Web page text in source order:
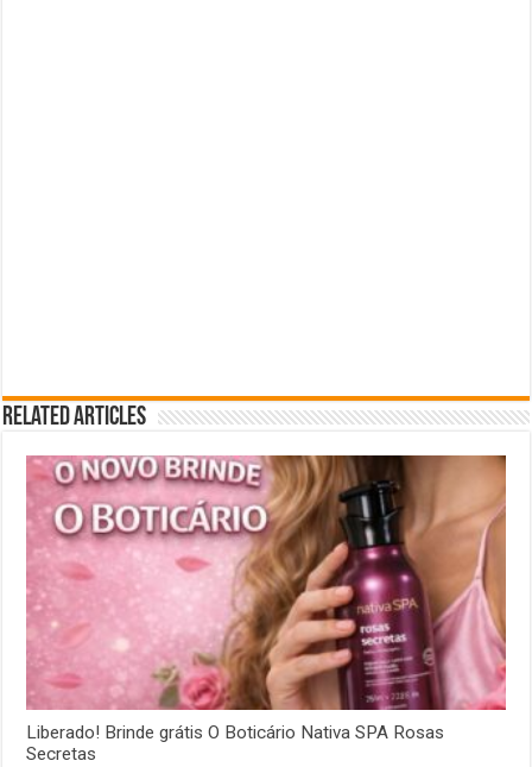
Related Articles
Liberado! Brinde grátis O Boticário Nativa SPA Rosas
Secretas